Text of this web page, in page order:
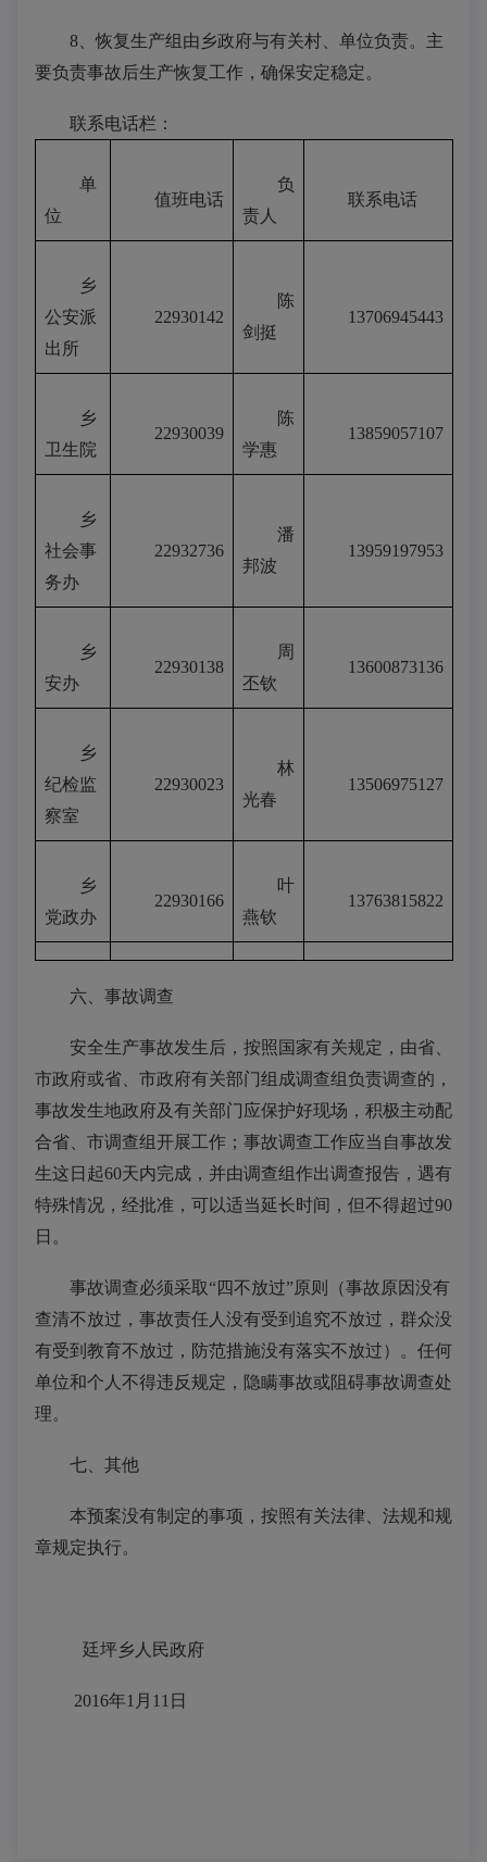
8、恢复生产组由乡政府与有关村、单位负责。主
要负责事故后生产恢复工作，确保安定稳定。
联系电话栏：
单
位
值班电话
负
责人
联系电话
乡
公安派
出所
22930142
陈
剑挺
13706945443
乡
卫生院
22930039
陈
学惠
13859057107
乡
社会事
务办
22932736
潘
邦波
13959197953
乡
安办
22930138
周
丕钦
13600873136
乡
纪检监
察室
22930023
林
光春
13506975127
乡
党政办
22930166
叶
燕钦
13763815822
六、事故调查
安全生产事故发生后，按照国家有关规定，由省、
市政府或省、市政府有关部门组成调查组负责调查的，
事故发生地政府及有关部门应保护好现场，积极主动配
合省、市调查组开展工作；事故调查工作应当自事故发
生这日起60天内完成，并由调查组作出调查报告，遇有
特殊情况，经批准，可以适当延长时间，但不得超过90
日。
事故调查必须采取“四不放过”原则（事故原因没有
查清不放过，事故责任人没有受到追究不放过，群众没
有受到教育不放过，防范措施没有落实不放过）。任何
单位和个人不得违反规定，隐瞒事故或阻碍事故调查处
理。
七、其他
本预案没有制定的事项，按照有关法律、法规和规
章规定执行。
廷坪乡人民政府
2016年1月11日